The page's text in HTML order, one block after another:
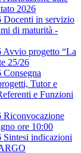
2026
Docenti in servizio
di maturità -
Avvio progetto “La
25/26
Consegna
Tutor e
e Funzioni
Riconvocazione
ore 10:00
Sintesi indicazioni